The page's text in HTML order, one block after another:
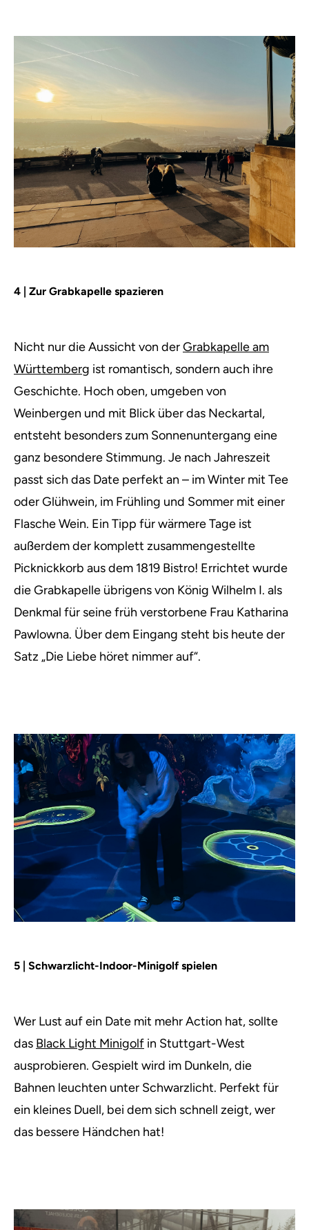
4 | Zur Grabkapelle spazieren
Nicht nur die Aussicht von derGrabkapelle am
Württemberg ist romantisch, sondern auch ihre
Geschichte. Hoch oben, umgeben von
Weinbergen und mit Blick über das Neckartal,
entsteht besonders zum Sonnenuntergang eine
ganz besondere Stimmung. Je nach Jahreszeit
passt sich das Date perfekt an – im Winter mit Tee
oder Glühwein, im Frühling und Sommer mit einer
Flasche Wein. Ein Tipp für wärmere Tage ist
außerdem der komplett zusammengestellte
Picknickkorb aus dem 1819 Bistro! Errichtet wurde
die Grabkapelle übrigens von König Wilhelm I. als
Denkmal für seine früh verstorbene Frau Katharina
Pawlowna. Über dem Eingang steht bis heute der
Satz „Die Liebe höret nimmer auf“.
5 | Schwarzlicht-Indoor-Minigolf spielen
Wer Lust auf ein Date mit mehr Action hat, sollte
das Black Light Minigolf in Stuttgart-West
ausprobieren. Gespielt wird im Dunkeln, die
Bahnen leuchten unter Schwarzlicht. Perfekt für
ein kleines Duell, bei dem sich schnell zeigt, wer
das bessere Händchen hat!